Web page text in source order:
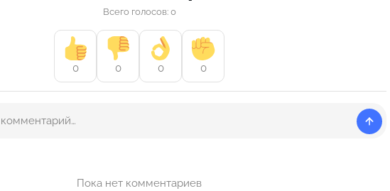
Всего голосов: 0
0 0 0 0
Пока нет комментариев